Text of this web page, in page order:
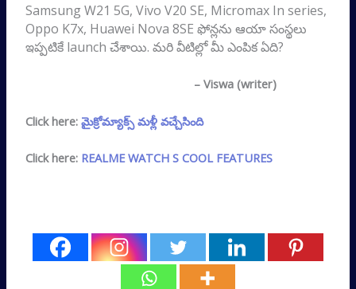
Samsung W21 5G, Vivo V20 SE, Micromax In series,
Oppo K7x, Huawei Nova 8SE ఫోన్లను ఆయా సంస్థలు
ఇప్పటికే launch చేశాయి. మరి వీటిల్లో మీ ఎంపిక ఏది?
– Viswa (writer)
Click here:మైక్రోమ్యాక్స్ మళ్లీ వచ్చేసింది
Click here: REALME WATCH S COOL FEATURES